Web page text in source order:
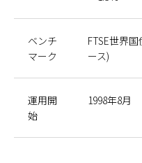
ベンチ
マーク
FTSE世界
ース)
運用開
始
1998年8月